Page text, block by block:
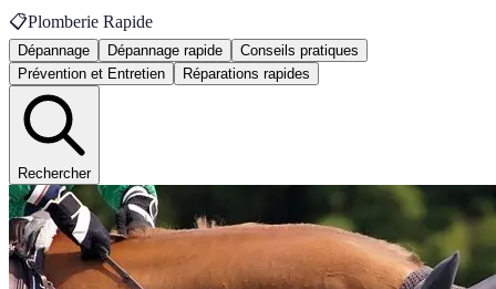
📋Plomberie Rapide
Dépannage Dépannage rapide
Conseils pratiques
Prévention et Entretien
Réparations rapides
Rechercher